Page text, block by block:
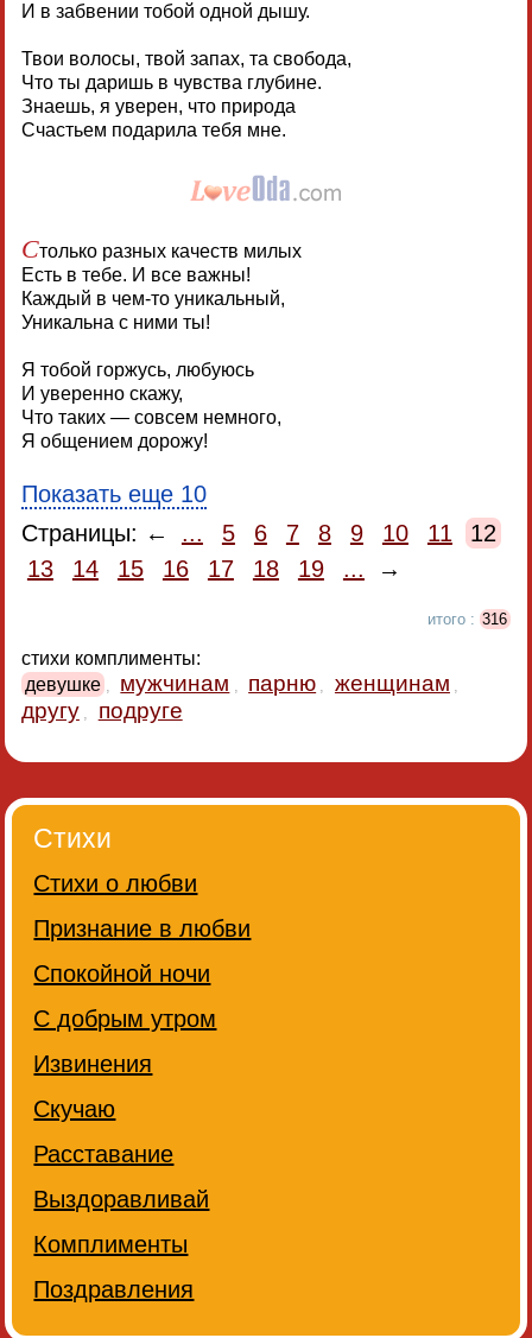
И в забвении тобой одной дышу.
Твои волосы, твой запах, та свобода,
Что ты даришь в чувства глубине.
Знаешь, я уверен, что природа
Счастьем подарила тебя мне.
Столько разных качеств милых
Есть в тебе. И все важны!
Каждый в чем-то уникальный,
Уникальна с ними ты!
Я тобой горжусь, любуюсь
И уверенно скажу,
Что таких — совсем немного,
Я общением дорожу!
Показать еще 10
Страницы: ←
... 5 6 7 8 9 10 11
12
13
14 15 16 17 18 19 ... →
итого : 316
стихи комплименты:
девушке
мужчинам парню женщинам
другу подруге
Стихи
Стихи о любви
Признание в любви
Спокойной ночи
С добрым утром
Извинения
Скучаю
Расставание
Выздоравливай
Комплименты
Поздравления